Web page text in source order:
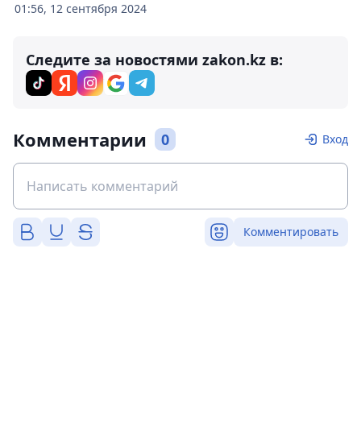
01:56, 12 сентября 2024
Следите за новостями zakon.kz в:
Комментарии 0 Вход
Комментировать